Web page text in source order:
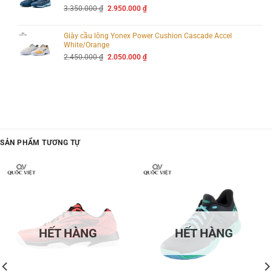
3.350.000₫ Giá
3.350.000 ₫.
2.950.000 ₫Giá
là:
Giày cầu lông Yonex Power Cushion Cascade Accel
White/Orange
2.450.000₫ Giá
2.050.000 ₫Giá
SẢN PHẨM TƯƠNG TỰ
HẾT HÀNG HẾT HÀNG